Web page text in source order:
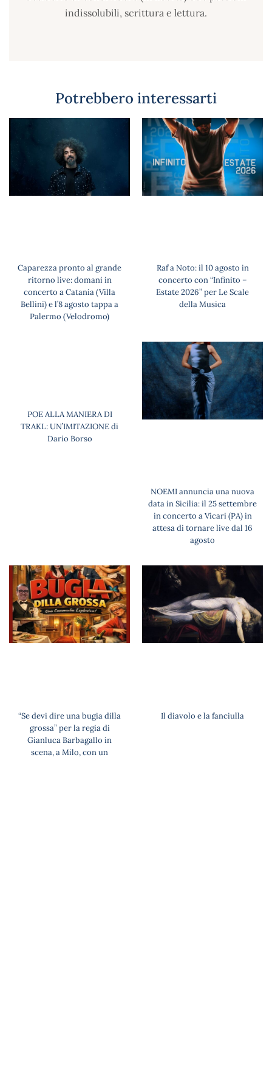
indissolubili, scrittura e lettura.
Potrebbero interessarti
Caparezza pronto al grande
ritorno live: domani in
concerto a Catania (Villa
Bellini) e l’8 agosto tappa a
Palermo (Velodromo)
Raf a Noto: il 10 agosto in
concerto con “Infinito –
Estate 2026” per Le Scale
della Musica
POE ALLA MANIERA DI
TRAKL: UN’IMITAZIONE di
Dario Borso
NOEMI annuncia una nuova
data in Sicilia: il 25 settembre
in concerto a Vicari (PA) in
attesa di tornare live dal 16
agosto
“Se devi dire una bugia dilla
grossa” per la regia di
Gianluca Barbagallo in
scena, a Milo, con un
Il diavolo e la fanciulla